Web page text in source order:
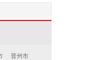
晋州市